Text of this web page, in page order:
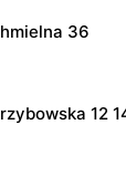
36
12